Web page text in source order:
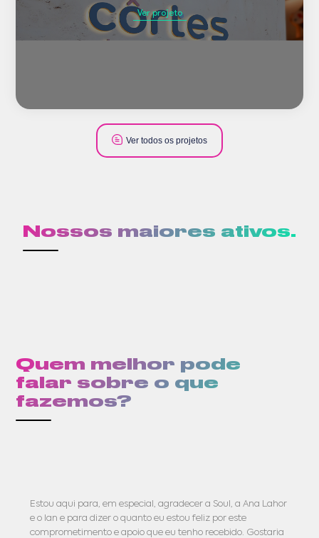
Ver projeto
Ver todos os projetos
Nossos maiores ativos.
Quem melhor pode
falar sobre o que
fazemos?
Estou aqui para, em especial, agradecer a Soul, a Ana Lahor
e o Ian e para dizer o quanto eu estou feliz por este
comprometimento e apoio que eu tenho recebido. Gostaria